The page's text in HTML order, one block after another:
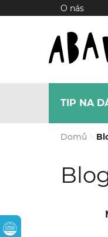
na
O nás
TIP NA
Domů